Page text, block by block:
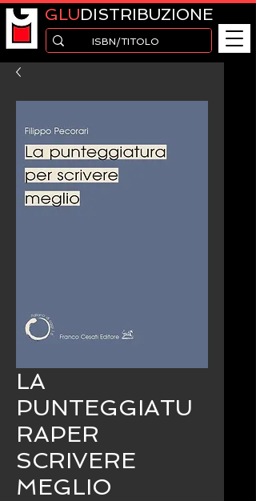
GLUDISTRIBUZIONE
LA
PUNTEGGIATU
RAPER
SCRIVERE
MEGLIO